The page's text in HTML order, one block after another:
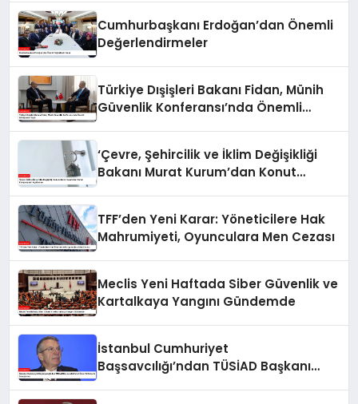
Cumhurbaşkanı Erdoğan’dan Önemli
Değerlendirmeler
Türkiye Dışişleri Bakanı Fidan, Münih
Güvenlik Konferansı’nda Önemli
‘Çevre, Şehircilik ve İklim Değişikliği
Bakanı Murat Kurum’dan Konut
TFF’den Yeni Karar: Yöneticilere Hak
Mahrumiyeti, Oyunculara Men Cezası
Meclis Yeni Haftada Siber Güvenlik ve
Kartalkaya Yangını Gündemde
İstanbul Cumhuriyet
Başsavcılığı’ndan TÜSİAD Başkanı